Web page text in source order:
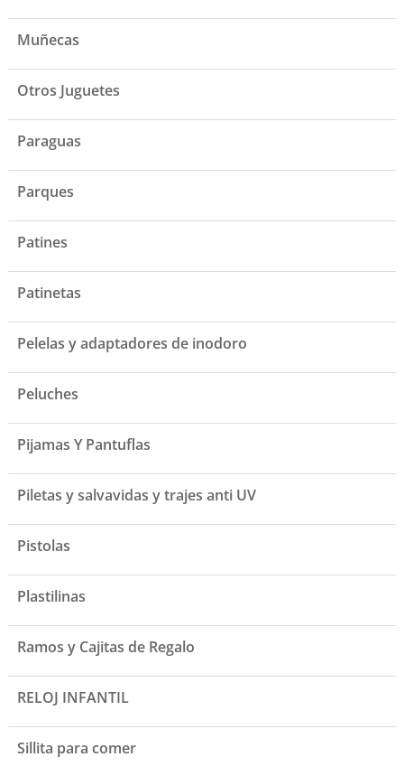
Muñecas
Otros Juguetes
Paraguas
Parques
Patines
Patinetas
Pelelas y adaptadores de inodoro
Peluches
Pijamas Y Pantuflas
Piletas y salvavidas y trajes anti UV
Pistolas
Plastilinas
Ramos y Cajitas de Regalo
RELOJ INFANTIL
Sillita para comer